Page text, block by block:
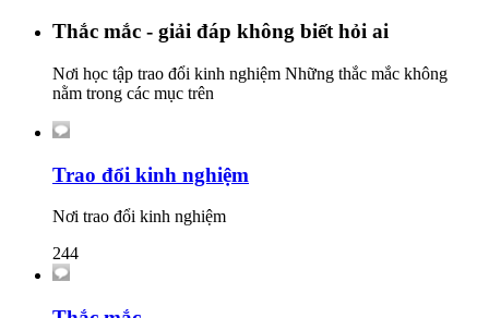
Thắc mắc - giải đáp không biết hỏi ai
Nơi học tập trao đổi kinh nghiệm Những thắc mắc không
nằm trong các mục trên
Trao đổi kinh nghiệm
Nơi trao đổi kinh nghiệm
244